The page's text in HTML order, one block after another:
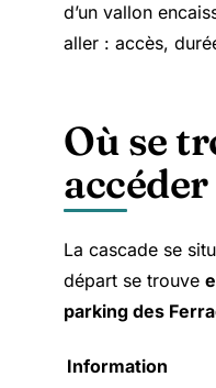
d’un vallon
aller : accès,
Où se
accéder
La cascade se
départ se trouve
parking des
Information